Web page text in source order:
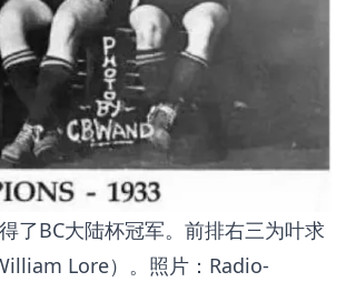
了BC大陆杯冠军。前排右三为叶求
Lore）。照片：Radio-